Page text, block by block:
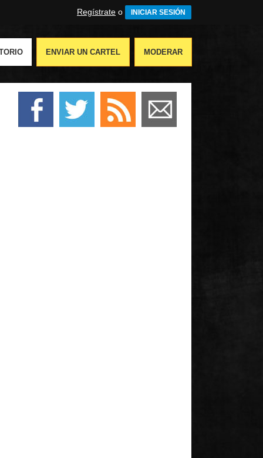
Regístrate o INICIAR SESIÓN
ENVIAR UN CARTEL MODERAR